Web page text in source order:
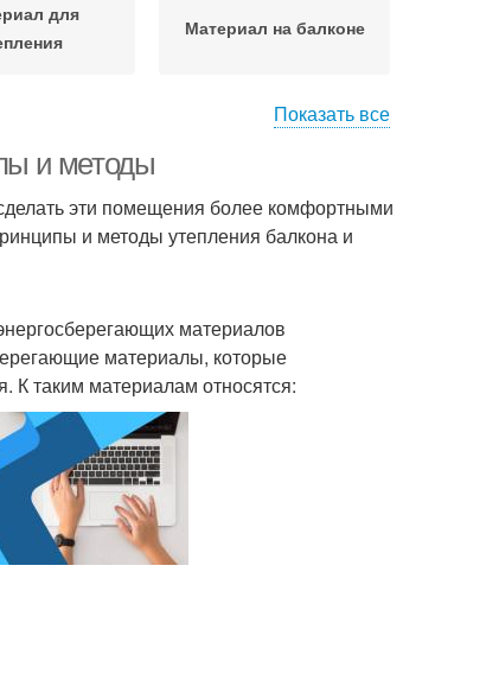
для
Материал на балконе
Показать все
и методы
эти помещения более комфортными
и методы утепления балкона и
материалов
материалы, которые
таким материалам относятся: